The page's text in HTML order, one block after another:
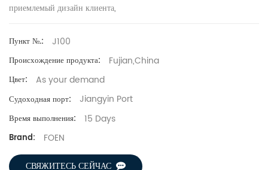
приемлемый дизайн клиента,
Пункт №.: J100
Происхождение продукта: Fujian,China
Цвет: As your demand
Судоходная порт: Jiangyin Port
Время выполнения: 15 Days
Brand: FOEN
СВЯЖИТЕСЬ СЕЙЧАС